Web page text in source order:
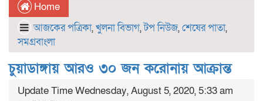
Home
আজকের পত্রিকা,খুলনা বিভাগ,টপ নিউজ,শেষের পাতা,
সমগ্রবাংলা
চুয়াডাঙ্গায় আরও ৩০ জন করোনায় আক্রান্ত
Update Time Wednesday, August 5, 2020, 5:33 am